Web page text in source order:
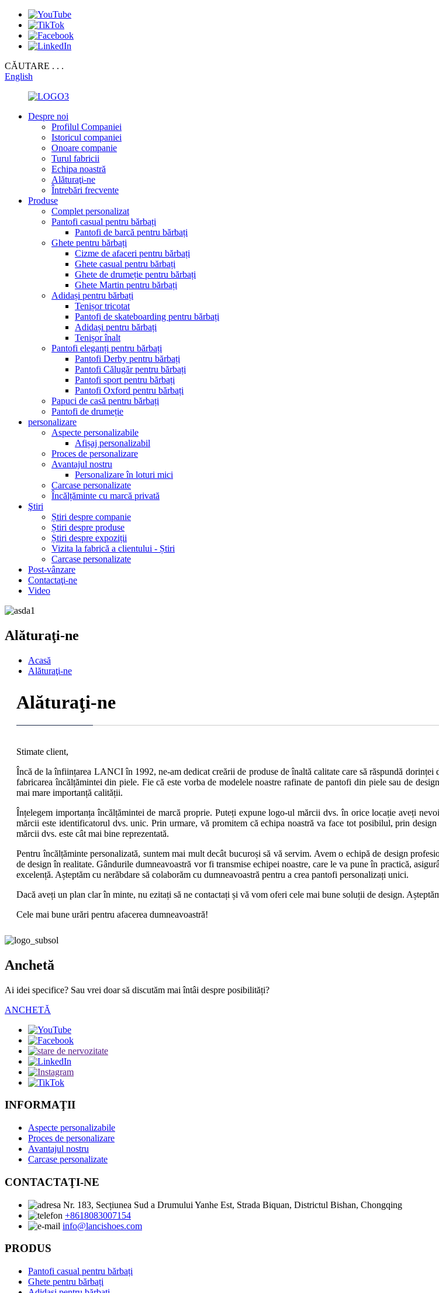
CĂUTARE . . .
English
Despre noi
Profilul Companiei
Istoricul companiei
Onoare companie
Turul fabricii
Echipa noastră
Alăturaţi-ne
Întrebări frecvente
Produse
Complet personalizat
Pantofi casual pentru bărbați
Pantofi de barcă pentru bărbați
Ghete pentru bărbați
Cizme de afaceri pentru bărbați
Ghete casual pentru bărbați
Ghete de drumeție pentru bărbați
Ghete Martin pentru bărbați
Adidași pentru bărbați
Tenișor tricotat
Pantofi de skateboarding pentru bărbați
Adidași pentru bărbați
Tenișor înalt
Pantofi eleganți pentru bărbați
Pantofi Derby pentru bărbați
Pantofi Călugăr pentru bărbați
Pantofi sport pentru bărbați
Pantofi Oxford pentru bărbați
Papuci de casă pentru bărbați
Pantofi de drumeție
personalizare
Aspecte personalizabile
Afișaj personalizabil
Proces de personalizare
Avantajul nostru
Personalizare în loturi mici
Carcase personalizate
Încălțăminte cu marcă privată
Ştiri
Știri despre companie
Știri despre produse
Știri despre expoziții
Vizita la fabrică a clientului - Știri
Carcase personalizate
Post-vânzare
Contactaţi-ne
Video
Alăturaţi-ne
Acasă
Alăturaţi-ne
Alăturaţi-ne
Stimate client,
Încă de la înființarea LANCI în 1992, ne-am dedicat creării de produse de înaltă calitate care să răspundă
fabricarea încălțămintei din piele. Fie că este vorba de modelele noastre rafinate de pantofi din piele sau de
mai mare importanță calității.
Înțelegem importanța încălțămintei de marcă proprie. Puteți expune logo-ul mărcii dvs. în orice locație aveți
mărcii este identificatorul dvs. unic. Prin urmare, vă promitem că echipa noastră va face tot posibilul, prin
mărcii dvs. este cât mai bine reprezentată.
Pentru încălțăminte personalizată, suntem mai mult decât bucuroși să vă servim. Avem o echipă de design
de design în realitate. Gândurile dumneavoastră vor fi transmise echipei noastre, care le va pune în practică,
excelență. Așteptăm cu nerăbdare să colaborăm cu dumneavoastră pentru a crea pantofi personalizați unici.
Dacă aveți un plan clar în minte, nu ezitați să ne contactați și vă vom oferi cele mai bune soluții de design.
Cele mai bune urări pentru afacerea dumneavoastră!
Anchetă
Ai idei specifice? Sau vrei doar să discutăm mai întâi despre posibilități?
ANCHETĂ
INFORMAŢII
Aspecte personalizabile
Proces de personalizare
Avantajul nostru
Carcase personalizate
CONTACTAŢI-NE
Nr. 183, Secțiunea Sud a Drumului Yanhe Est, Strada Biquan, Districtul Bishan, Chongqing
+8618083007154
info@lancishoes.com
PRODUS
Pantofi casual pentru bărbați
Ghete pentru bărbați